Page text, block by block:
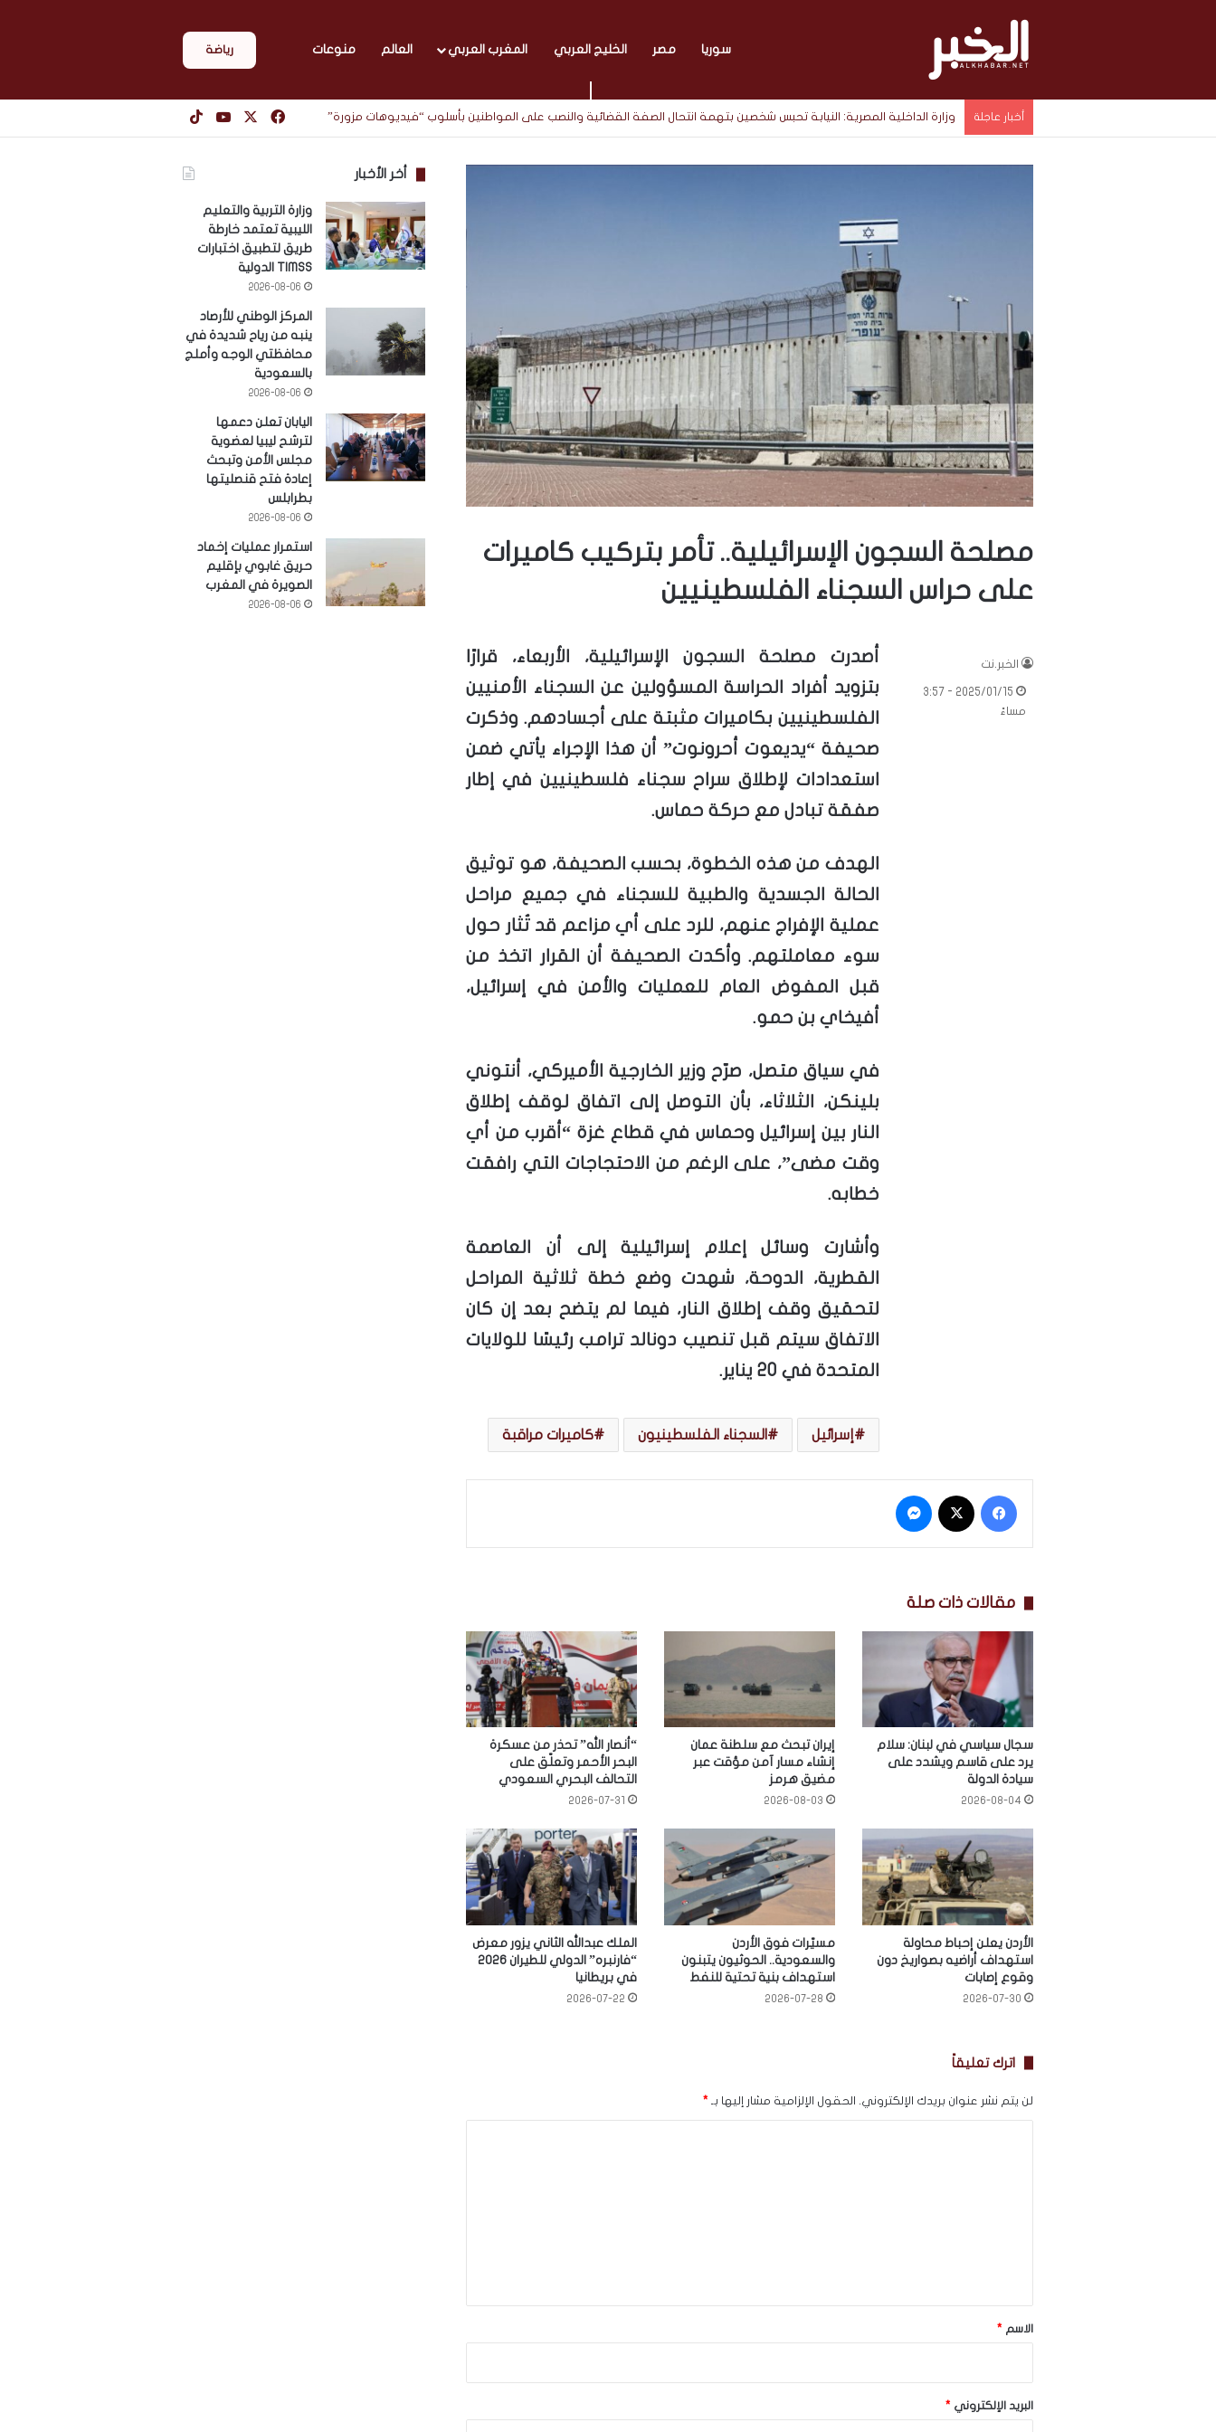
سوريا مصر الخليج العربي المغرب العربي العالم منوعات رياضة
أخبار عاجلة وزارة الداخلية المصرية: النيابة تحبس شخصين بتهمة انتحال الصفة القضائية والنصب على المواطنين بأسلوب “فيديوهات مزورة” فيسبوك‫YouTube
مصلحة السجون الإسرائيلية.. تأمر بتركيب كاميرات
على حراس السجناء الفلسطينيين
أصدرت مصلحة السجون الإسرائيلية، الأربعاء، قرارًا
بتزويد أفراد الحراسة المسؤولين عن السجناء الأمنيين
الفلسطينيين بكاميرات مثبتة على أجسادهم. وذكرت
صحيفة “يديعوت أحرونوت” أن هذا الإجراء يأتي ضمن
استعدادات لإطلاق سراح سجناء فلسطينيين في إطار
صفقة تبادل مع حركة حماس.
الهدف من هذه الخطوة، بحسب الصحيفة، هو توثيق
الحالة الجسدية والطبية للسجناء في جميع مراحل
عملية الإفراج عنهم، للرد على أي مزاعم قد تُثار حول
سوء معاملتهم. وأكدت الصحيفة أن القرار اتخذ من
قبل المفوض العام للعمليات والأمن في إسرائيل،
أفيخاي بن حمو.
في سياق متصل، صرّح وزير الخارجية الأميركي، أنتوني
بلينكن، الثلاثاء، بأن التوصل إلى اتفاق لوقف إطلاق
النار بين إسرائيل وحماس في قطاع غزة “أقرب من أي
وقت مضى”، على الرغم من الاحتجاجات التي رافقت
خطابه.
وأشارت وسائل إعلام إسرائيلية إلى أن العاصمة
القطرية، الدوحة، شهدت وضع خطة ثلاثية المراحل
لتحقيق وقف إطلاق النار، فيما لم يتضح بعد إن كان
الاتفاق سيتم قبل تنصيب دونالد ترامب رئيسًا للولايات
المتحدة في 20 يناير.
إسرائيل السجناء الفلسطينيون كاميرات مراقبة
الخبر.نت
2025/01/15 - 3:57
مساءً
فيسبوك
مقالات ذات صلة
سجال سياسي في لبنان: سلام
يرد على قاسم ويشدد على
سيادة الدولة
2026-08-04
إيران تبحث مع سلطنة عمان
إنشاء مسار آمن مؤقت عبر
مضيق هرمز
2026-08-03
“أنصار الله” تحذر من عسكرة
البحر الأحمر وتعلّق على
التحالف البحري السعودي
2026-07-31
الأردن يعلن إحباط محاولة
استهداف أراضيه بصواريخ دون
وقوع إصابات
2026-07-30
مسيّرات فوق الأردن
والسعودية.. الحوثيون يتبنون
استهداف بنية تحتية للنفط
2026-07-28
الملك عبدالله الثاني يزور معرض
“فارنبره” الدولي للطيران 2026
في بريطانيا
2026-07-22
اترك تعليقاً
لن يتم نشر عنوان بريدك الإلكتروني. الحقول الإلزامية مشار إليها بـ *
*
الاسم *
البريد الإلكتروني *
أخر الأخبار
وزارة التربية والتعليم
الليبية تعتمد خارطة
طريق لتطبيق اختبارات
TIMSS الدولية
2026-08-06
المركز الوطني للأرصاد
ينبه من رياح شديدة في
محافظتي الوجه وأملج
بالسعودية
2026-08-06
اليابان تعلن دعمها
لترشح ليبيا لعضوية
مجلس الأمن وتبحث
إعادة فتح قنصليتها
بطرابلس
2026-08-06
استمرار عمليات إخماد
حريق غابوي بإقليم
الصويرة في المغرب
2026-08-06